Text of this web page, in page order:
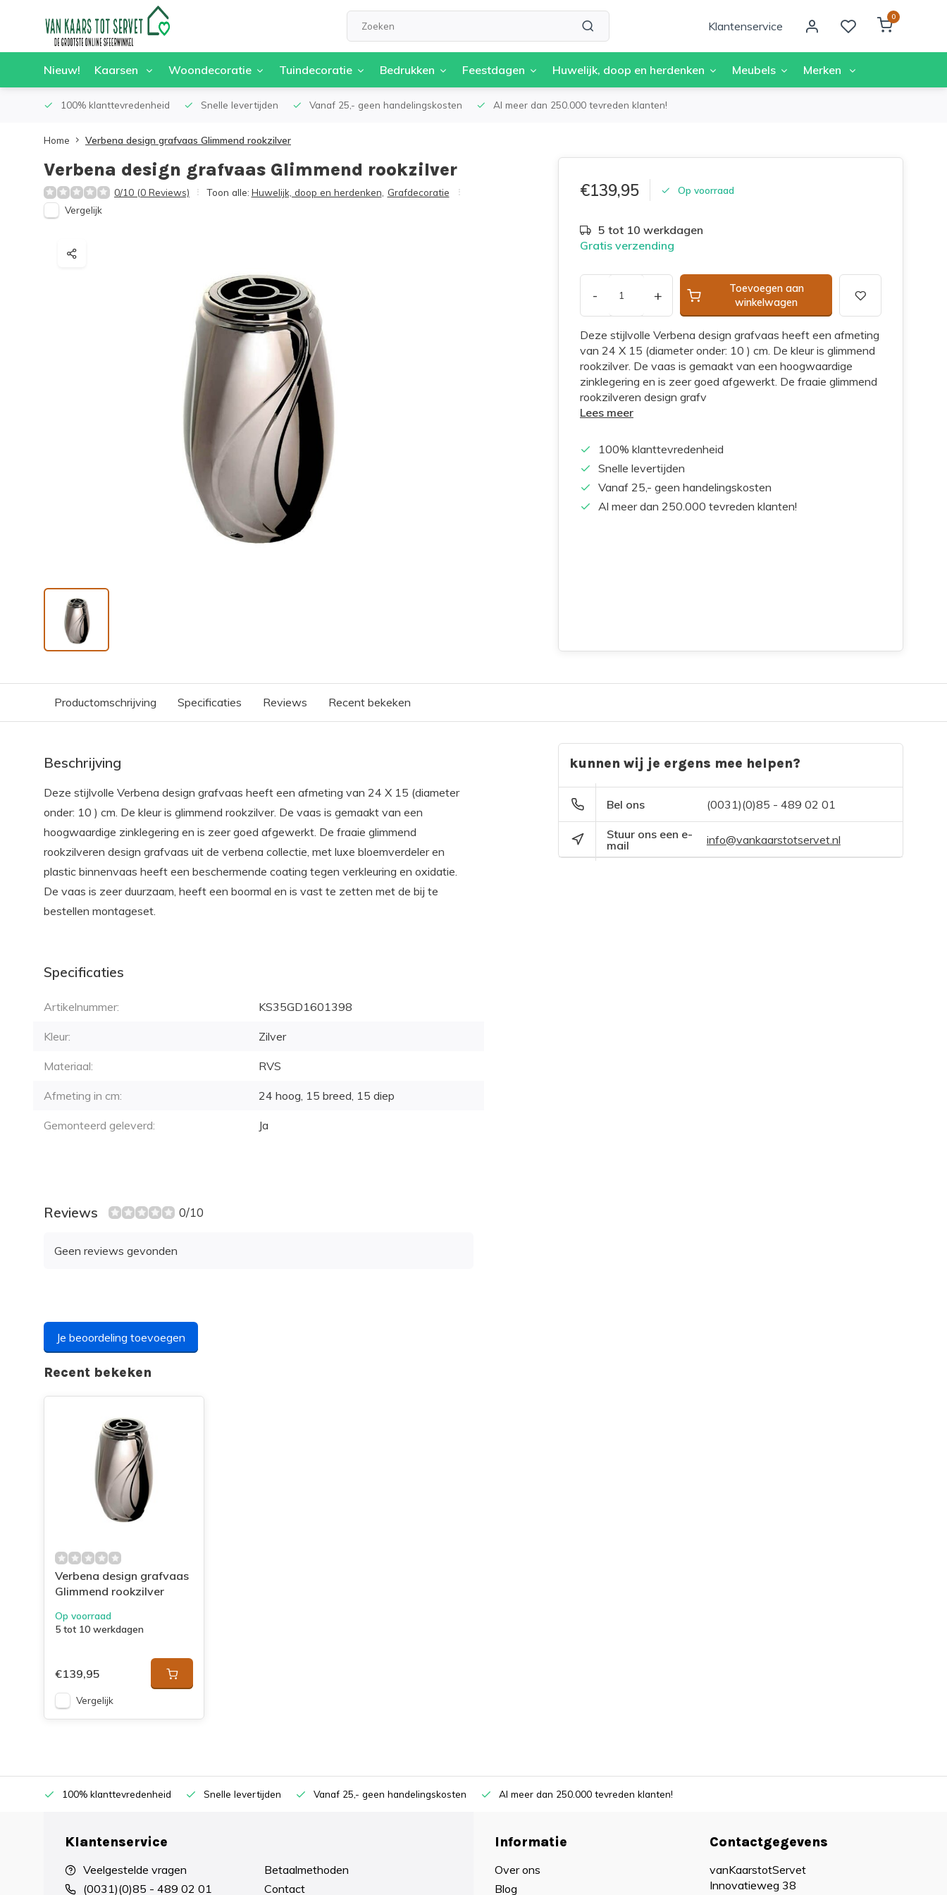
Klantenservice
0
Nieuw! Kaarsen Woondecoratie Tuindecoratie Bedrukken Feestdagen Huwelijk, doop en herdenken Meubels Merken
100% klanttevredenheid Snelle levertijden Vanaf 25,- geen handelingskosten Al meer dan 250.000 tevreden klanten!
Home Verbena design grafvaas Glimmend rookzilver
Verbena design grafvaas Glimmend rookzilver
0/10 (0 Reviews) Toon alle: Huwelijk, doop en herdenken Grafdecoratie
Vergelijk
€139,95 Op voorraad
5 tot 10 werkdagen
Gratis verzending
- +
Toevoegen aan
winkelwagen
Deze stijlvolle Verbena design grafvaas heeft een afmeting
van 24 X 15 (diameter onder: 10 ) cm. De kleur is glimmend
rookzilver. De vaas is gemaakt van een hoogwaardige
zinklegering en is zeer goed afgewerkt. De fraaie glimmend
rookzilveren design grafv
Lees meer
100% klanttevredenheid
Snelle levertijden
Vanaf 25,- geen handelingskosten
Al meer dan 250.000 tevreden klanten!
Productomschrijving Specificaties Reviews Recent bekeken
Beschrijving
Deze stijlvolle Verbena design grafvaas heeft een afmeting van 24 X 15 (diameter
onder: 10 ) cm. De kleur is glimmend rookzilver. De vaas is gemaakt van een
hoogwaardige zinklegering en is zeer goed afgewerkt. De fraaie glimmend
rookzilveren design grafvaas uit de verbena collectie, met luxe bloemverdeler en
plastic binnenvaas heeft een beschermende coating tegen verkleuring en oxidatie.
De vaas is zeer duurzaam, heeft een boormal en is vast te zetten met de bij te
bestellen montageset.
Specificaties
Artikelnummer: KS35GD1601398
Kleur: Zilver
Materiaal: RVS
Afmeting in cm: 24 hoog, 15 breed, 15 diep
Gemonteerd geleverd: Ja
Reviews 0/10
Geen reviews gevonden
Je beoordeling toevoegen
kunnen wij je ergens mee helpen?
Bel ons (0031)(0)85 - 489 02 01
Stuur ons een e-
mail
info@vankaarstotservet.nl
Recent bekeken
Verbena design grafvaas
Glimmend rookzilver
Op voorraad
5 tot 10 werkdagen
€139,95
Vergelijk
100% klanttevredenheid Snelle levertijden Vanaf 25,- geen handelingskosten Al meer dan 250.000 tevreden klanten!
Klantenservice
Veelgestelde vragen
(0031)(0)85 - 489 02 01
Betaalmethoden
Contact
Informatie
Over ons
Blog
Contactgegevens
vanKaarstotServet
Innovatieweg 38